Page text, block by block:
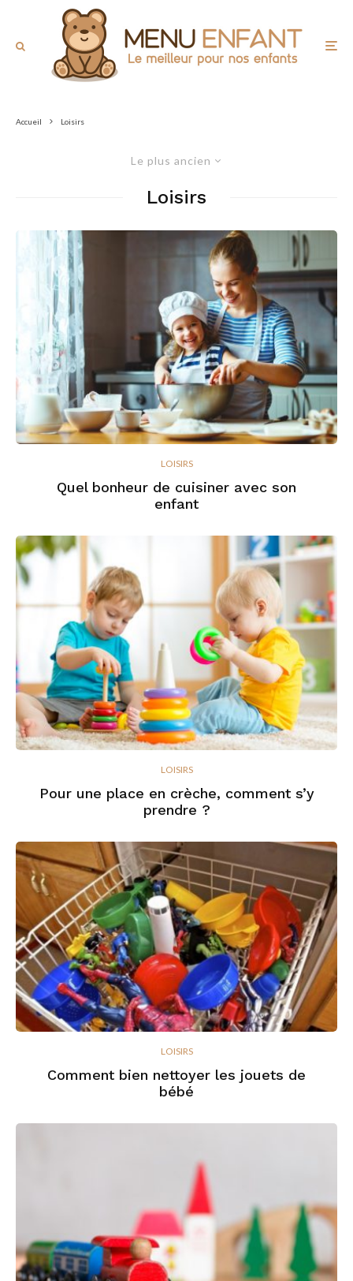
Accueil Loisirs
Le plus ancien
Loisirs
LOISIRS
Quel bonheur de cuisiner avec son
enfant
LOISIRS
Pour une place en crèche, comment s’y
prendre ?
LOISIRS
Comment bien nettoyer les jouets de
bébé